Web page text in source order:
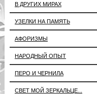
В ДРУГИХ МИРАХ
УЗЕЛКИ НА ПАМЯТЬ
АФОРИЗМЫ
НАРОДНЫЙ ОПЫТ
ПЕРО И ЧЕРНИЛА
СВЕТ МОЙ ЗЕРКАЛЬЦЕ...